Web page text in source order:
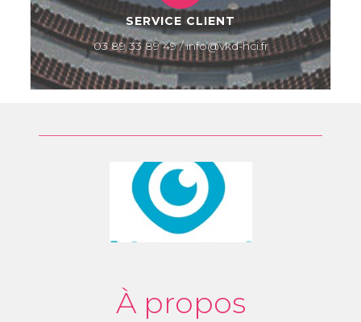
SERVICE CLIENT
03 89 33 89 49 / info@vkd-hci.fr
À propos